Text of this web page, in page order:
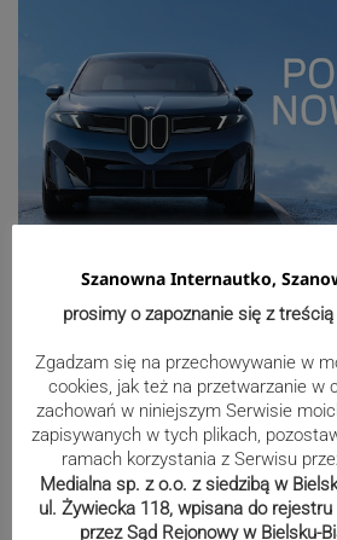
Sport
Mistrzowie świata
ZDJĘCIA
Szanowna Internautko,
prosimy o zapoznanie się z
Zgadzam się na przechowywanie w
cookies, jak też na przetwarzanie w
zachowań w niniejszym Serwisie
zapisywanych w tych plikach,
ramach korzystania z Serwisu
Medialna sp. z o.o. z siedzibą w
ul. Żywiecka 118, wpisana do
przez Sąd Rejonowy w Bielsku-